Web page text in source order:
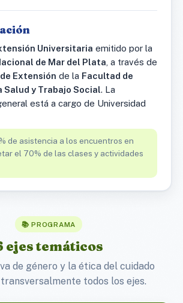
Universitaria emitido por la
de Mar del Plata , a través de
Extensión de la Facultad de
Salud y Trabajo Social. La
está a cargo de Universidad
de asistencia a los encuentros en
el 70% de las clases y actividades
📚 PROGRAMA
ejes temáticos
de género y la ética del cuidado
todos los ejes.